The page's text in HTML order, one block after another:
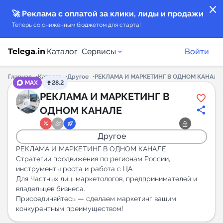
close
🚀 Реклама с оплатой за клики, лиды и продажи
Теперь со сниженным бюджетом для старта!
Каталог Сервисы
Каталог каналов
Каталог ботов
Горящие предложения
Индекс читаемости каналов в Telegram
New
Аналитика MAX каналов
Войти
Главная Каталог Другое
РЕКЛАМА И МАРКЕТИНГ В ОДНОМ КАНАЛЕ
MAX
28.2
РЕКЛАМА И МАРКЕТИНГ В
ОДНОМ КАНАЛЕ
Другое
РЕКЛАМА И МАРКЕТИНГ В ОДНОМ КАНАЛЕ
Стратегии продвижения по регионам России,
инструменты роста и работа с ЦА.
Для Частных лиц, маркетологов, предпринимателей и
владельцев бизнеса.
Присоединяйтесь — сделаем маркетинг вашим
конкурентным преимуществом!